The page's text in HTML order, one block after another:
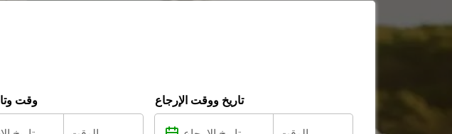
وقت تاريخ ووقت الإرجاع